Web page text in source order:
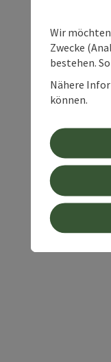
Wir
Zwecke
bestehen.
Nähere
können.